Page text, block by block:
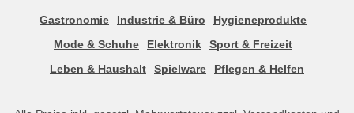
Gastronomie Industrie & Büro
Hygieneprodukte
Mode & Schuhe
Elektronik
Sport & Freizeit
Leben & Haushalt
Spielware Pflegen & Helfen